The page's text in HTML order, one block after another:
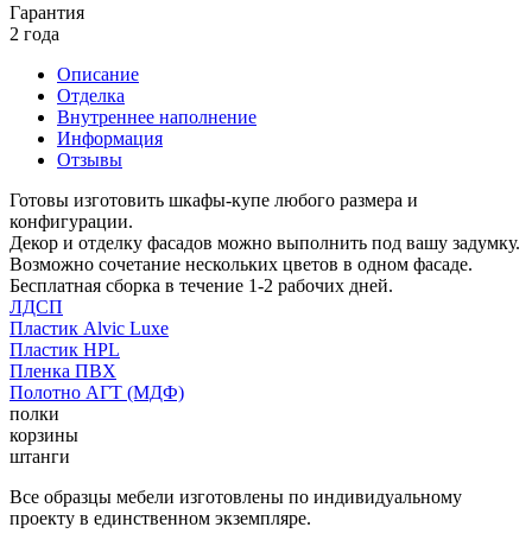
Гарантия
2 года
Описание
Отделка
Внутреннее наполнение
Информация
Отзывы
Готовы изготовить шкафы-купе любого размера и
конфигурации.
Декор и отделку фасадов можно выполнить под вашу задумку.
Возможно сочетание нескольких цветов в одном фасаде.
Бесплатная сборка в течение 1-2 рабочих дней.
ЛДСП
Пластик Alvic Luxe
Пластик HPL
Пленка ПВХ
Полотно АГТ (МДФ)
полки
корзины
штанги
Все образцы мебели изготовлены по индивидуальному
проекту в единственном экземпляре.